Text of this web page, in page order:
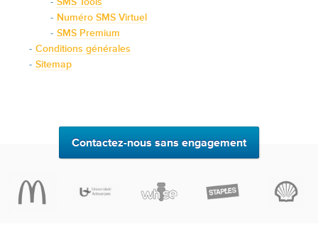
Numéro SMS Virtuel
SMS Premium
Conditions générales
Sitemap
Contactez-nous sans engagement